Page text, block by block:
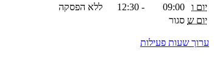
יום ו
09:00
-
12:30
ללא הפסקה
יום ש סגור
ערוך שעות פעילות